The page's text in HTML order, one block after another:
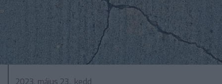
2023. május 23., kedd